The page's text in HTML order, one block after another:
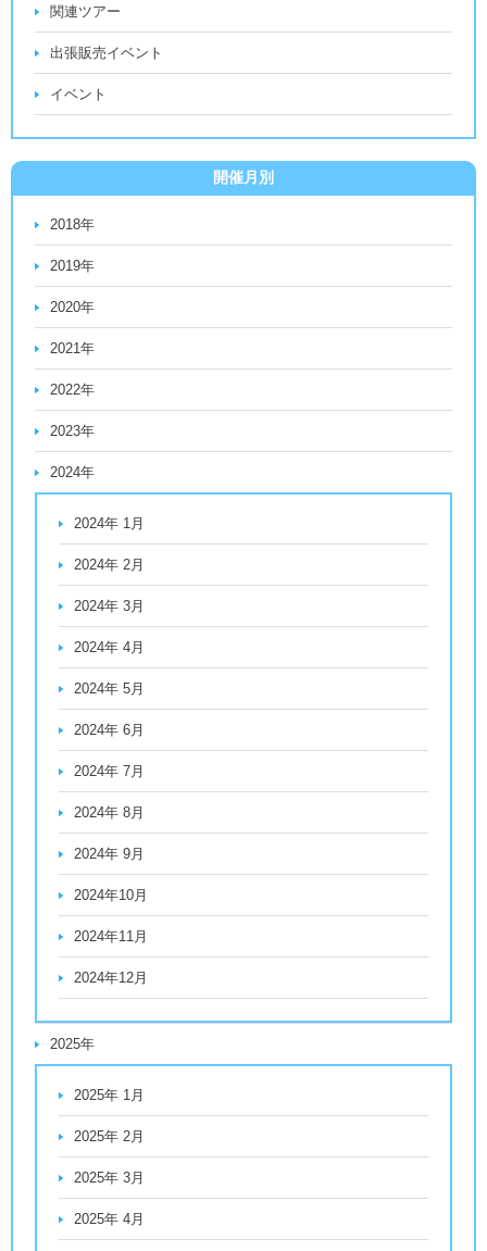
関連ツアー
出張販売イベント
イベント
開催月別
2018年
2019年
2020年
2021年
2022年
2023年
2024年
2024年 1月
2024年 2月
2024年 3月
2024年 4月
2024年 5月
2024年 6月
2024年 7月
2024年 8月
2024年 9月
2024年10月
2024年11月
2024年12月
2025年
2025年 1月
2025年 2月
2025年 3月
2025年 4月